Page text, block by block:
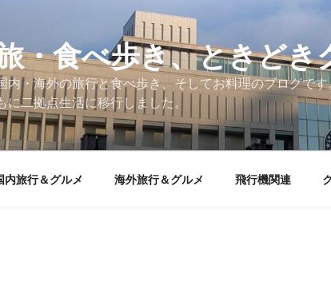
・食べ歩き、ときどき
内・海外の旅行と食べ歩き、そしてお料理のブログで
に二拠点生活に移行しました。
内旅行＆グルメ 海外旅行＆グルメ 飛行機関連